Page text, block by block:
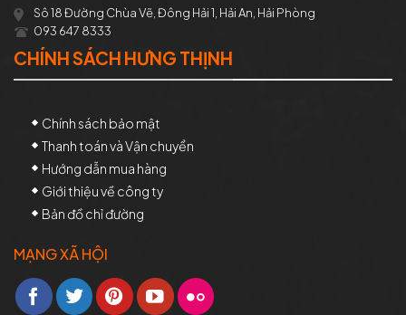
Sô 18 Đường Chùa Vẽ, Đông Hải 1, Hải An, Hải Phòng
093 647 8333
CHÍNH SÁCH HƯNG THỊNH
Chính sách bảo mật
Thanh toán và Vận chuyển
Hướng dẫn mua hàng
Giới thiệu về công ty
Bản đồ chỉ đường
MẠNG XÃ HỘI